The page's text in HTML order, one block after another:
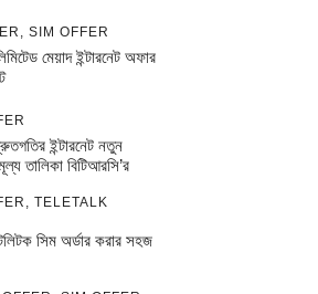
SIM OFFER
মেয়াদ ইন্টারনেট অফার
ইন্টারনেট নতুন
তালিকা বিটিআরসি’র
TELETALK
সিম অর্ডার করার সহজ